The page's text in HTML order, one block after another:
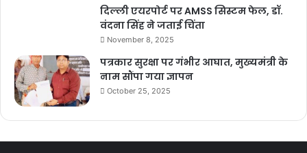
दिल्ली एयरपोर्ट पर AMSS सिस्टम फेल, डॉ.
वंदना सिंह ने जताई चिंता
November 8, 2025
पत्रकार सुरक्षा पर गंभीर आघात, मुख्यमंत्री के
नाम सौंपा गया ज्ञापन
October 25, 2025